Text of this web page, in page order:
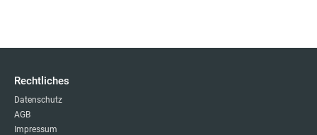
Rechtliches
Datenschutz
AGB
Impressum